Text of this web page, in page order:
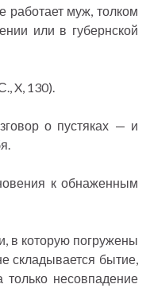
работает муж, толком
или в губернской
X, 130).
о пустяках — и
к обнаженным
в которую погружены
складывается бытие,
несовпадение